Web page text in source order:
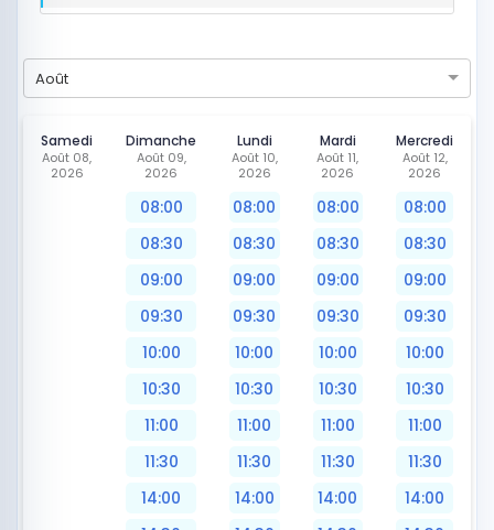
Août
Samedi
Août 08,
2026
Dimanche
Août 09,
2026
08:00
08:30
09:00
09:30
10:00
10:30
11:00
11:30
14:00
Lundi
Août 10,
2026
08:00
08:30
09:00
09:30
10:00
10:30
11:00
11:30
14:00
Mardi
Août 11,
2026
08:00
08:30
09:00
09:30
10:00
10:30
11:00
11:30
14:00
Mercredi
Août 12,
2026
08:00
08:30
09:00
09:30
10:00
10:30
11:00
11:30
14:00